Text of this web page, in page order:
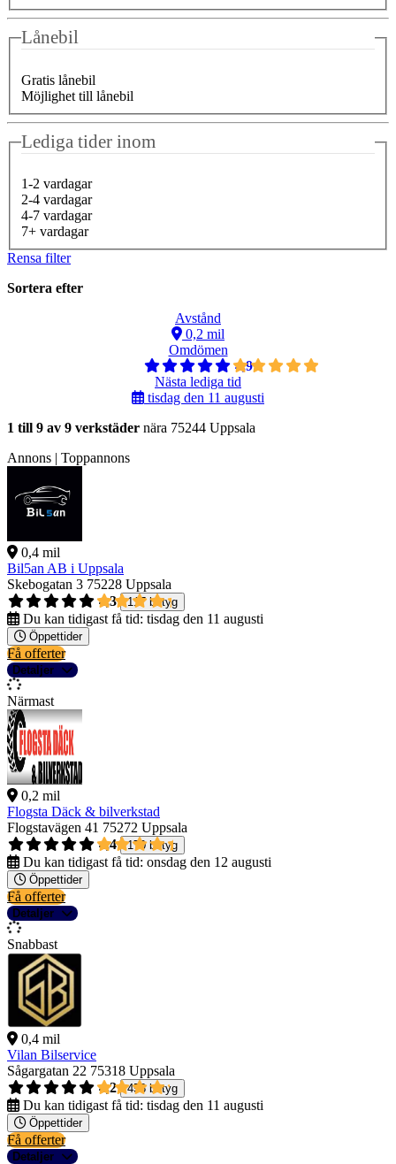
Lånebil
Gratis lånebil
Möjlighet till lånebil
Lediga tider inom
1-2 vardagar
2-4 vardagar
4-7 vardagar
7+ vardagar
Rensa filter
Sortera efter
Avstånd
0,2 mil
Omdömen
4,9
Nästa lediga tid
tisdag den 11 augusti
1 till 9 av 9 verkstäder nära 75244 Uppsala
Annons | Toppannons
0,4 mil
Bil5an AB i Uppsala
Skebogatan 3 75228 Uppsala
4,3
117 betyg
Du kan tidigast få tid: tisdag den 11 augusti
Öppettider
Få offerter
Detaljer
Närmast
0,2 mil
Flogsta Däck & bilverkstad
Flogstavägen 41 75272 Uppsala
4,4
170 betyg
Du kan tidigast få tid: onsdag den 12 augusti
Öppettider
Få offerter
Detaljer
Snabbast
0,4 mil
Vilan Bilservice
Sågargatan 22 75318 Uppsala
4,2
458 betyg
Du kan tidigast få tid: tisdag den 11 augusti
Öppettider
Få offerter
Detaljer